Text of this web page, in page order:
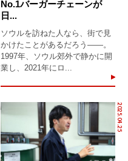
No.1バーガーチェーンが
日...
ソウルを訪ねた人なら、街で見
かけたことがあるだろう――。
1997年、ソウル郊外で静かに開
業し、2021年にロ...
2025.04.25